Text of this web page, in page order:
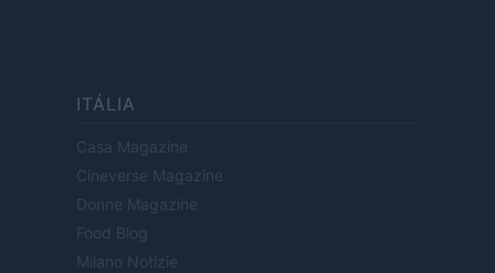
ITÁLIA
Casa Magazine
Cineverse Magazine
Donne Magazine
Food Blog
Milano Notizie